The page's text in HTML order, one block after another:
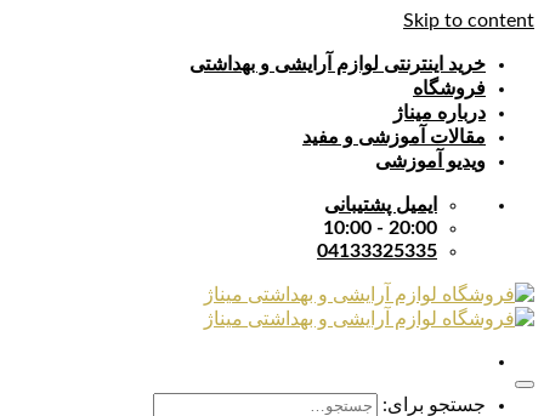
Skip to content
خرید اینترنتی لوازم آرایشی و بهداشتی
فروشگاه
درباره میناژ
مقالات آموزشی و مفید
ویدیو آموزشی
ایمیل پشتیبانی
20:00 - 10:00
04133325335
جستجو برای: